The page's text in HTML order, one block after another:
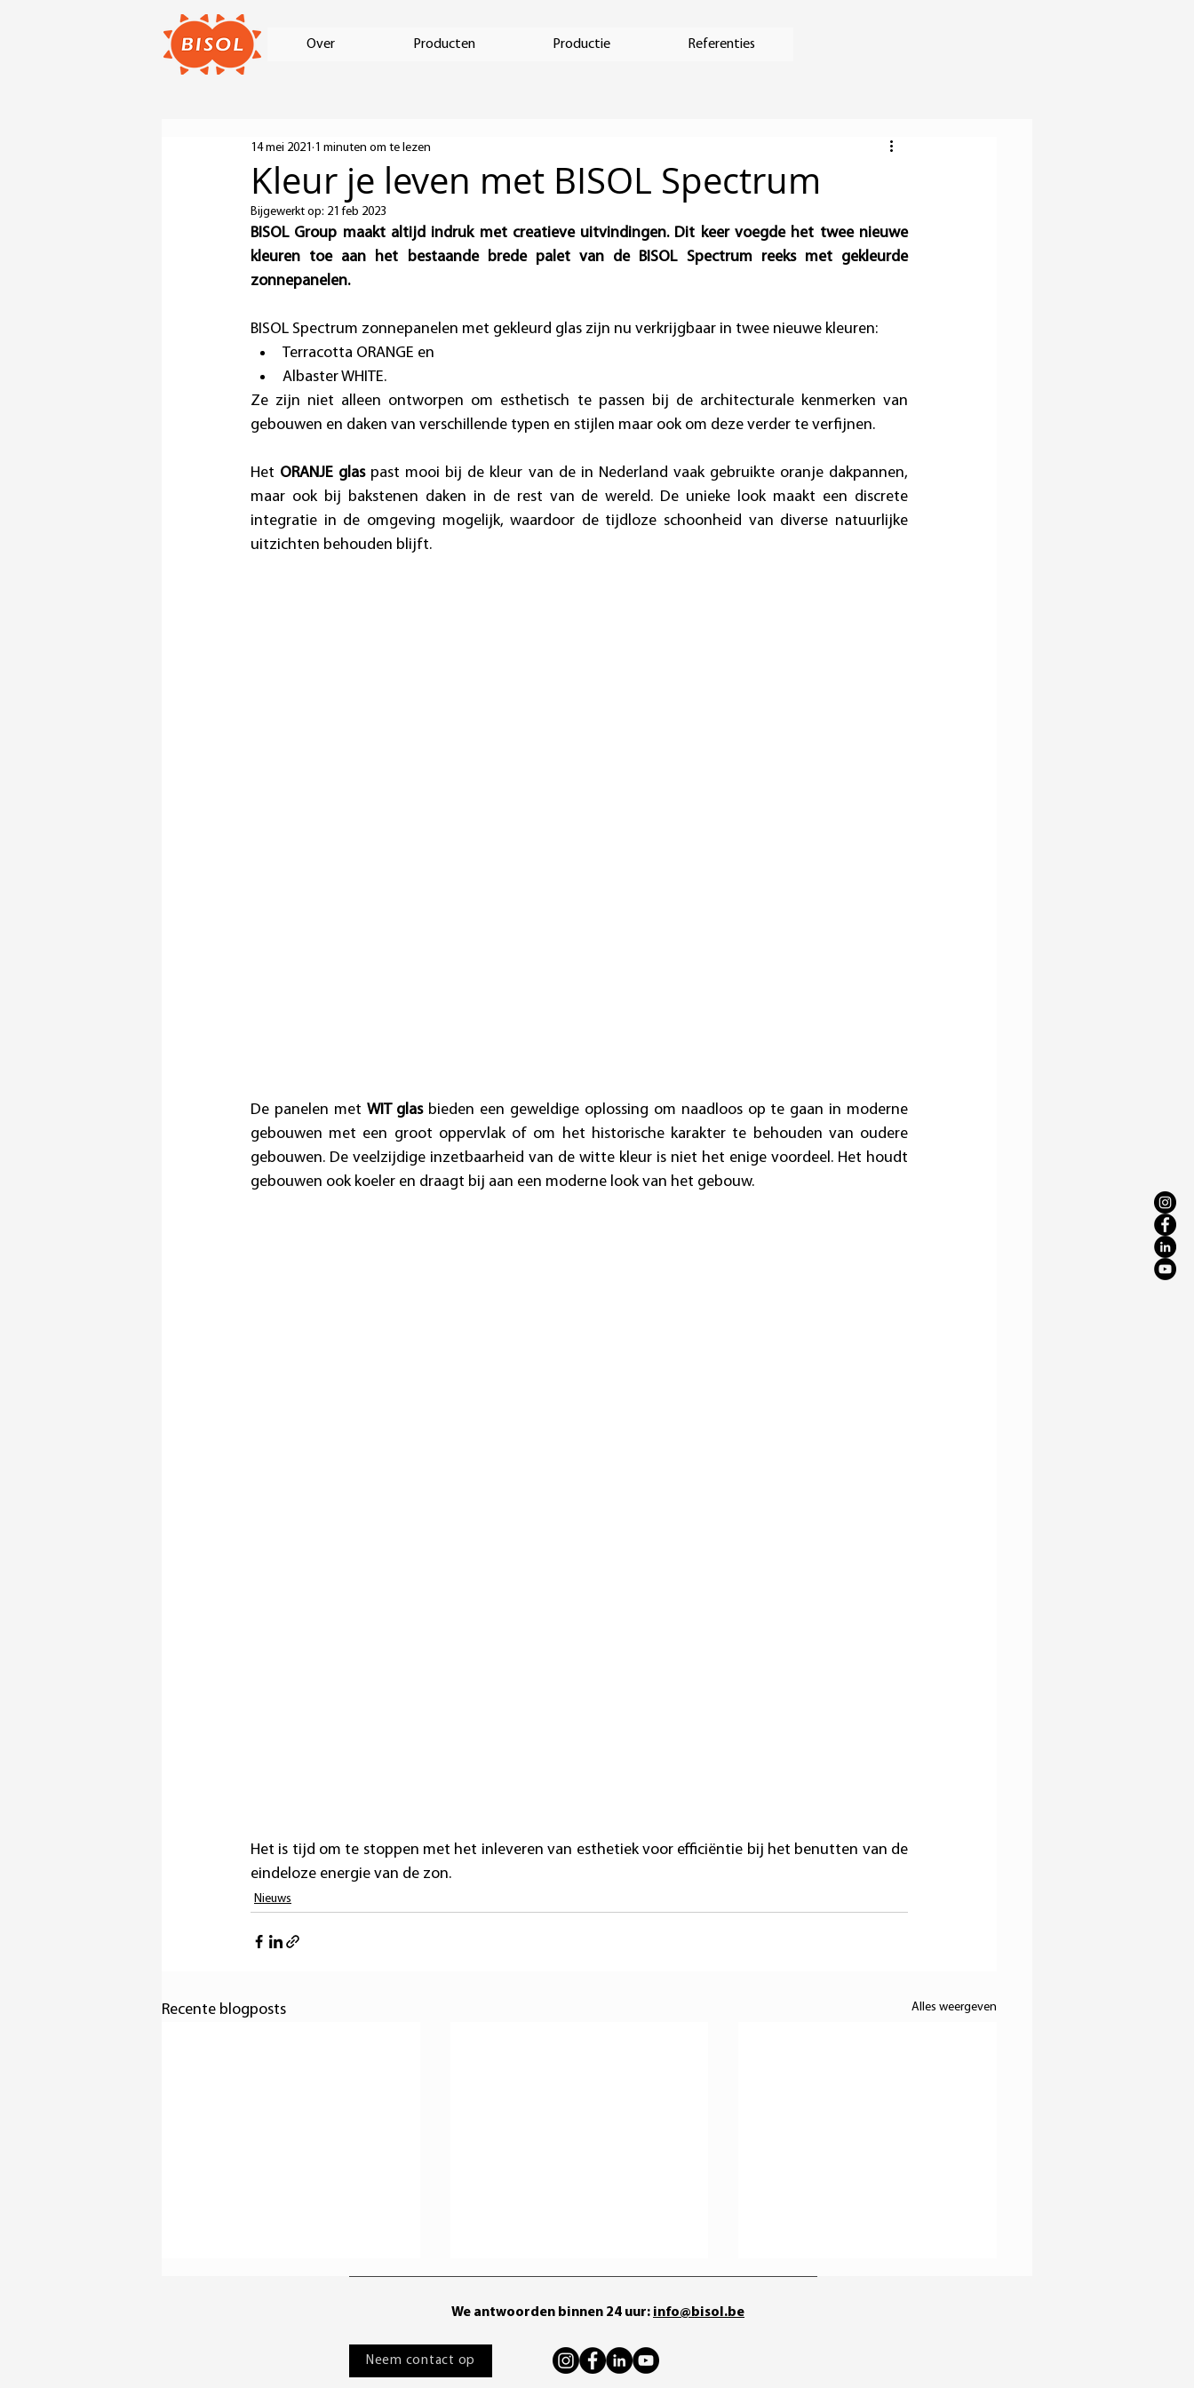
Over Producten Productie Referenties
Kleur je leven met BISOL Spectrum
14 mei 2021 1 minuten om te lezen
Bijgewerkt op: 21 feb 2023
BISOL Group maakt altijd indruk met creatieve uitvindingen. Dit keer voegde het twee nieuwe
kleuren toe aan het bestaande brede palet van de BISOL Spectrum reeks met gekleurde
zonnepanelen.
BISOL Spectrum zonnepanelen met gekleurd glas zijn nu verkrijgbaar in twee nieuwe kleuren:
Terracotta ORANGE en
Albaster WHITE.
Ze zijn niet alleen ontworpen om esthetisch te passen bij de architecturale kenmerken van
gebouwen en daken van verschillende typen en stijlen maar ook om deze verder te verfijnen.
Het ORANJE glas past mooi bij de kleur van de in Nederland vaak gebruikte oranje dakpannen,
maar ook bij bakstenen daken in de rest van de wereld. De unieke look maakt een discrete
integratie in de omgeving mogelijk, waardoor de tijdloze schoonheid van diverse natuurlijke
uitzichten behouden blijft.
De panelen met WIT glas bieden een geweldige oplossing om naadloos op te gaan in moderne
gebouwen met een groot oppervlak of om het historische karakter te behouden van oudere
gebouwen. De veelzijdige inzetbaarheid van de witte kleur is niet het enige voordeel. Het houdt
gebouwen ook koeler en draagt bij aan een moderne look van het gebouw.
Het is tijd om te stoppen met het inleveren van esthetiek voor efficiëntie bij het benutten van de
eindeloze energie van de zon.
Nieuws
Recente blogposts Alles weergeven
We antwoorden binnen 24 uur: info@bisol.be
Neem contact op